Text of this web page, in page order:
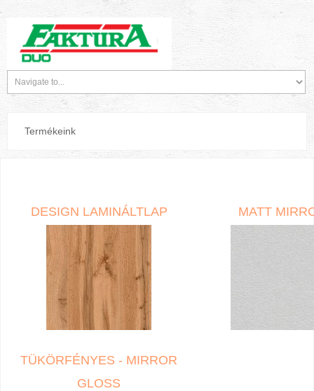
Termékeink
DESIGN LAMINÁLTLAP MATT
TÜKÖRFÉNYES - MIRROR
GLOSS